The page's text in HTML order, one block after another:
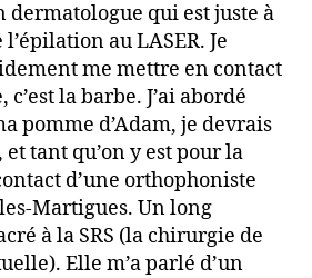
dermatologue qui est juste à
au LASER. Je
me mettre en contact
la barbe. J’ai abordé
pomme d’Adam, je devrais
tant qu’on y est pour la
d’une orthophoniste
Martigues. Un long
à la SRS (la chirurgie de
Elle m’a parlé d’un